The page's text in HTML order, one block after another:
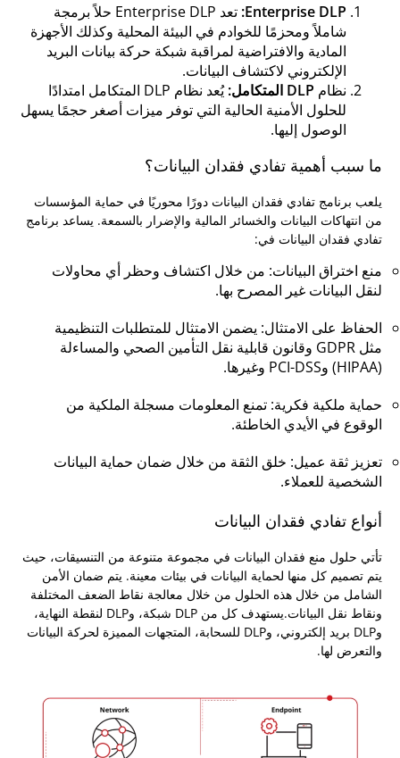
Enterprise DLP:
تعد Enterprise DLP حلاً برمجة
شاملاً ومحزمًا للخوادم في البيئة المحلية وكذلك الأجهزة
المادية والافتراضية لمراقبة شبكة حركة بيانات البريد
الإلكتروني لاكتشاف البيانات.
نظام DLP المتكامل:
يُعد نظام DLP المتكامل امتدادًا
للحلول الأمنية الحالية التي توفر ميزات أصغر حجمًا يسهل
الوصول إليها.
ما سبب أهمية تفادي فقدان البيانات؟
يلعب برنامج تفادي فقدان البيانات دورًا محوريًا في حماية المؤسسات
من انتهاكات البيانات والخسائر المالية والإضرار بالسمعة. يساعد برنامج
تفادي فقدان البيانات في:
منع اختراق البيانات: من خلال اكتشاف وحظر أي محاولات
لنقل البيانات غير المصرح بها.
الحفاظ على الامتثال: يضمن الامتثال للمتطلبات التنظيمية
مثل GDPR وقانون قابلية نقل التأمين الصحي والمساءلة
(HIPAA) وPCI-DSS وغيرها.
حماية ملكية فكرية: تمنع المعلومات مسجلة الملكية من
الوقوع في الأيدي الخاطئة.
تعزيز ثقة عميل: خلق الثقة من خلال ضمان حماية البيانات
الشخصية للعملاء.
أنواع تفادي فقدان البيانات
تأتي حلول منع فقدان البيانات في مجموعة متنوعة من التنسيقات، حيث
يتم تصميم كل منها لحماية البيانات في بيئات معينة. يتم ضمان الأمن
الشامل من خلال هذه الحلول من خلال معالجة نقاط الضعف المختلفة
ونقاط نقل البيانات.يستهدف كل من DLP شبكة، وDLP لنقطة النهاية،
وDLP بريد إلكتروني، وDLP للسحابة، المتجهات المميزة لحركة البيانات
والتعرض لها.